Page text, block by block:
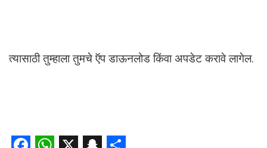
त्यासाठी तुम्हाला तुमचे ऍप डाऊनलोड किंवा अपडेट करावे लागेल.